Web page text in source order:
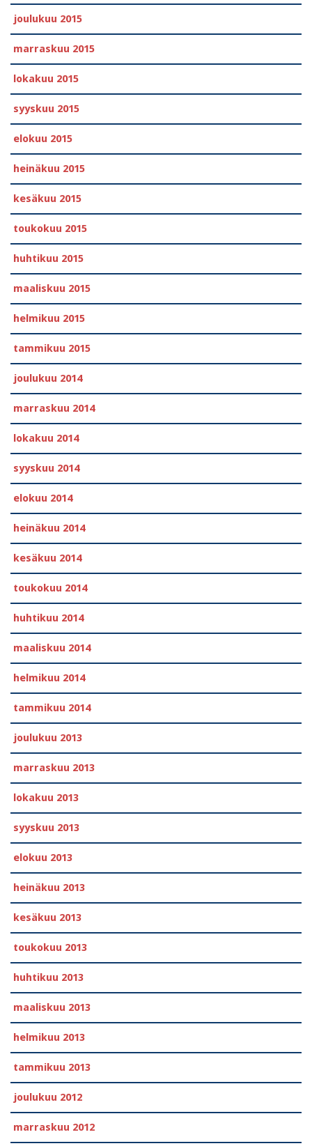
joulukuu 2015
marraskuu 2015
lokakuu 2015
syyskuu 2015
elokuu 2015
heinäkuu 2015
kesäkuu 2015
toukokuu 2015
huhtikuu 2015
maaliskuu 2015
helmikuu 2015
tammikuu 2015
joulukuu 2014
marraskuu 2014
lokakuu 2014
syyskuu 2014
elokuu 2014
heinäkuu 2014
kesäkuu 2014
toukokuu 2014
huhtikuu 2014
maaliskuu 2014
helmikuu 2014
tammikuu 2014
joulukuu 2013
marraskuu 2013
lokakuu 2013
syyskuu 2013
elokuu 2013
heinäkuu 2013
kesäkuu 2013
toukokuu 2013
huhtikuu 2013
maaliskuu 2013
helmikuu 2013
tammikuu 2013
joulukuu 2012
marraskuu 2012